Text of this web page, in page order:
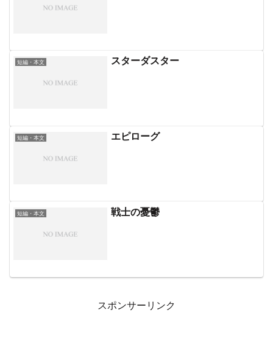
短編・本文 スターダスター
短編・本文 エピローグ
短編・本文 戦士の憂鬱
スポンサーリンク